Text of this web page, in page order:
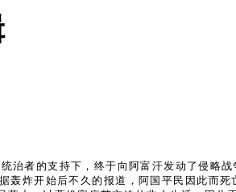
治者的支持下，终于向阿富汗发动了侵略
轰炸开始后不久的报道，阿国平民因此而